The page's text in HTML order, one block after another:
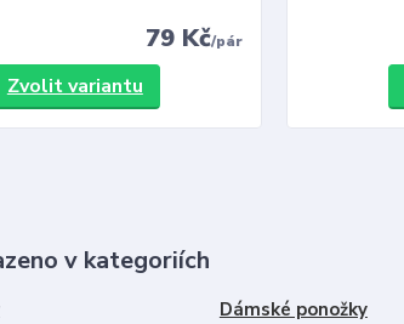
79 Kč/pár
Zvolit variantu
v kategoriích
Dámské ponožky